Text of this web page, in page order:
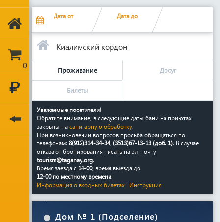
0
Датаот Дата до
Киалимский кордон
Проживание Досуг
Билеты
Уважаемые посетители!
Обратите внимание, в следующие даты бани на приютах
закрыты на санитарную обработку.
При возникновении вопросов просьба обращаться по
телефонам: 8(912)314-34-34, (3513)67-13-13 (доб. 1). В случае
отказа от бронирования писать на эл. почту
tourism@taganay.org.
Время заезда с 14-00, время выезда до
12-00 по местному времени.
Информация о входных билетах | Инструкция
Дом № 1 (Подселение)